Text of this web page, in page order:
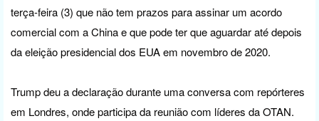
terça-feira (3) que não tem prazos para assinar um acordo
comercial com a China e que pode ter que aguardar até depois
da eleição presidencial dos EUA em novembro de 2020.
Trump deu a declaração durante uma conversa com repórteres
em Londres, onde participa da reunião com líderes da OTAN.